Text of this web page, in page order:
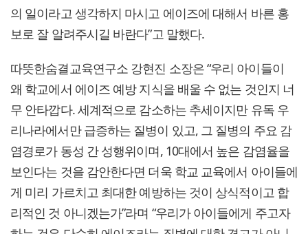
의 일이라고 생각하지 마시고 에이즈에 대해서 바른 홍
보로 잘 알려주시길 바란다”고 말했다.
따뜻한숨결교육연구소 강현진 소장은 “우리 아이들이
왜 학교에서 에이즈 예방 지식을 배울 수 없는 것인지 너
무 안타깝다. 세계적으로 감소하는 추세이지만 유독 우
리나라에서만 급증하는 질병이 있고, 그 질병의 주요 감
염경로가 동성 간 성행위이며, 10대에서 높은 감염율을
보인다는 것을 감안한다면 더욱 학교 교육에서 아이들에
게 미리 가르치고 최대한 예방하는 것이 상식적이고 합
리적인 것 아니겠는가”라며 “우리가 아이들에게 주고자